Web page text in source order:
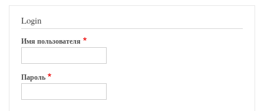
Login
Имя пользователя
Пароль